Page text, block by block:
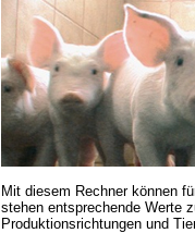
Mit diesem Rechner können
stehen entsprechende Werte
Produktionsrichtungen und